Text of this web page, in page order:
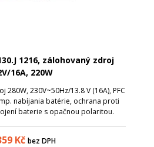
1216, zálohovaný zdroj
16A, 220W
280W, 230V~50Hz/13.8 V (16A), PFC
nabíjania batérie, ochrana proti
baterie s opačnou polaritou.
Kč bez DPH